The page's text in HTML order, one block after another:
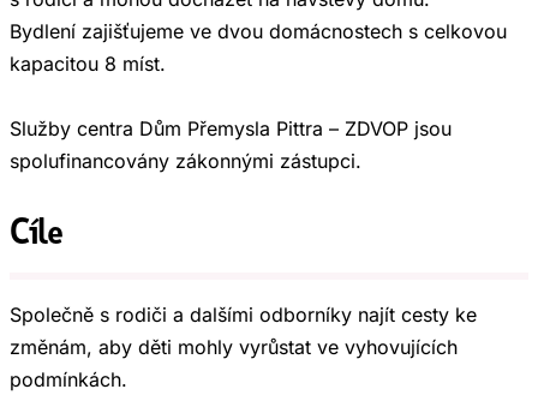
Bydlení zajišťujeme ve dvou domácnostech s celkovou
kapacitou 8 míst.
Služby centra Dům Přemysla Pittra – ZDVOP jsou
spolufinancovány zákonnými zástupci.
Cíle
Společně s rodiči a dalšími odborníky najít cesty ke
změnám, aby děti mohly vyrůstat ve vyhovujících
podmínkách.